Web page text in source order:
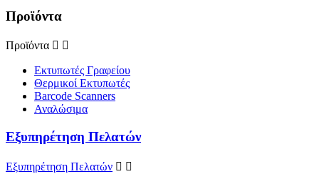
Προϊόντα
Προϊόντα  
Εκτυπωτές Γραφείου
Θερμικοί Εκτυπωτές
Barcode Scanners
Αναλώσιμα
Εξυπηρέτηση Πελατών
Εξυπηρέτηση Πελατών  